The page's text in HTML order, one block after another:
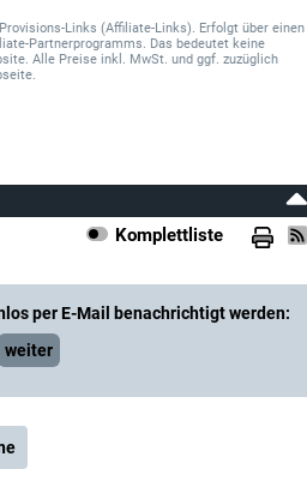
Links (Affiliate-Links). Erfolgt über einen
Partnerprogramms. Das bedeutet keine
Alle Preise inkl. MwSt. und ggf. zuzüglich
Komplettliste
per E-Mail benachrichtigt werden:
weiter